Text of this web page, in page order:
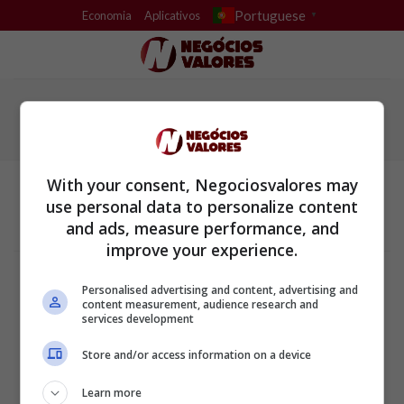
to
Economia Aplicativos Portuguese ▼
Política de Privacidade
Configurações de privacidade e cookies
Sobre a empresa
Email: networknewsinc@gmail.com
With your consent, Negociosvalores may
use personal data to personalize content
and ads, measure performance, and
improve your experience.
Personalised advertising and content, advertising and
content measurement, audience research and
services development
Store and/or access information on a device
Learn more